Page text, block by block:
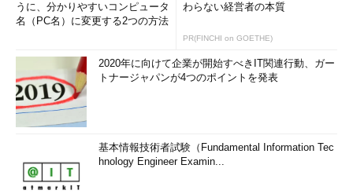
うに、分かりやすいコンピュータ
名（PC名）に変更する2つの方法
わらない経営者の本質
PR(FINCHI on GOETHE)
2020年に向けて企業が開始すべきIT関連行動、ガー
トナージャパンが4つのポイントを発表
基本情報技術者試験（Fundamental Information Tec
hnology Engineer Examin...